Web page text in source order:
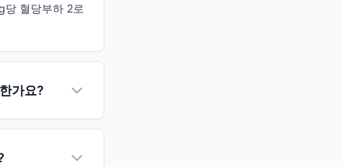
당 혈당부하 2로
가요?